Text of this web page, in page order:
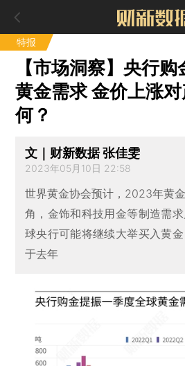
特报
【市场洞察】央行
黄金需求 金价上涨
何？
文｜财新数据 张佳雯
2023年05月10日 22:58
世界黄金协会预计，2023年黄
角，金饰和科技用金等制造需
球央行可能将继续大举买入黄
于去年